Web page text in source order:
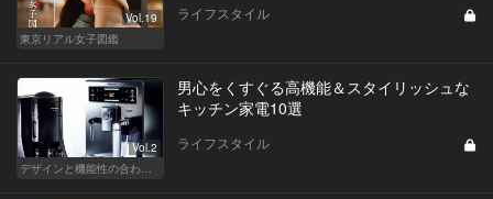
Vol.19
東京リアル女子図鑑
ライフスタイル
Vol.2
男心をくすぐる高機能＆スタイリッシュな
キッチン家電10選
ライフスタイル